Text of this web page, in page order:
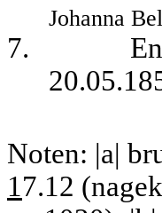
Johanna
7.
Noten: |a|
17.12